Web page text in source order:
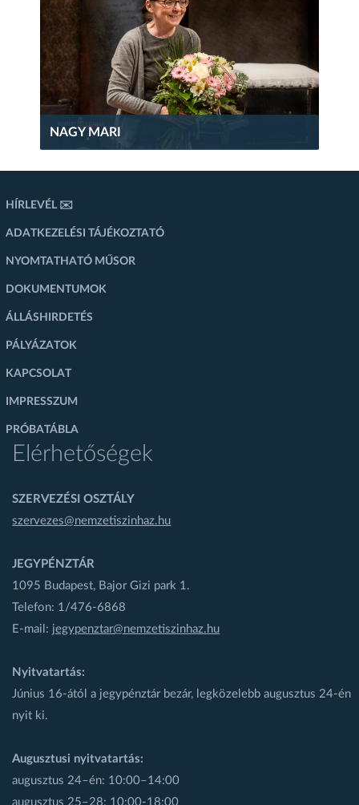
NAGY MARI
HÍRLEVÉL ✉️
ADATKEZELÉSI TÁJÉKOZTATÓ
NYOMTATHATÓ MŰSOR
DOKUMENTUMOK
ÁLLÁSHIRDETÉS
PÁLYÁZATOK
KAPCSOLAT
IMPRESSZUM
PRÓBATÁBLA
Elérhetőségek
SZERVEZÉSI OSZTÁLY
szervezes@nemzetiszinhaz.hu
JEGYPÉNZTÁR
1095 Budapest, Bajor Gizi park 1.
Telefon: 1/476-6868
E-mail: jegypenztar@nemzetiszinhaz.hu
Nyitvatartás:
Június 16-ától a jegypénztár bezár, legközelebb augusztus 24-én
nyit ki.
Augusztusi nyitvatartás:
augusztus 24–én: 10:00–14:00
augusztus 25–28: 10:00-18:00